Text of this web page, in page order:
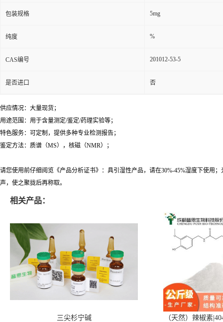
包装规格 5mg
纯度 %
CAS编号 201012-53-5
是否进口 否
供应情况：大量现货；
用途范围：用于含量测定/鉴定/药理实验等；
特色服务：可定制，提供多种专业检测报告；
鉴定方法：质谱（MS），核磁（NMR）；
请您使用前仔细阅览《产品分析证书》：具引湿性产品，请在30%-45%湿度下使用
声，使之聚拢后再称取。
相关产品：
三尖杉宁碱 （天然）辣椒素